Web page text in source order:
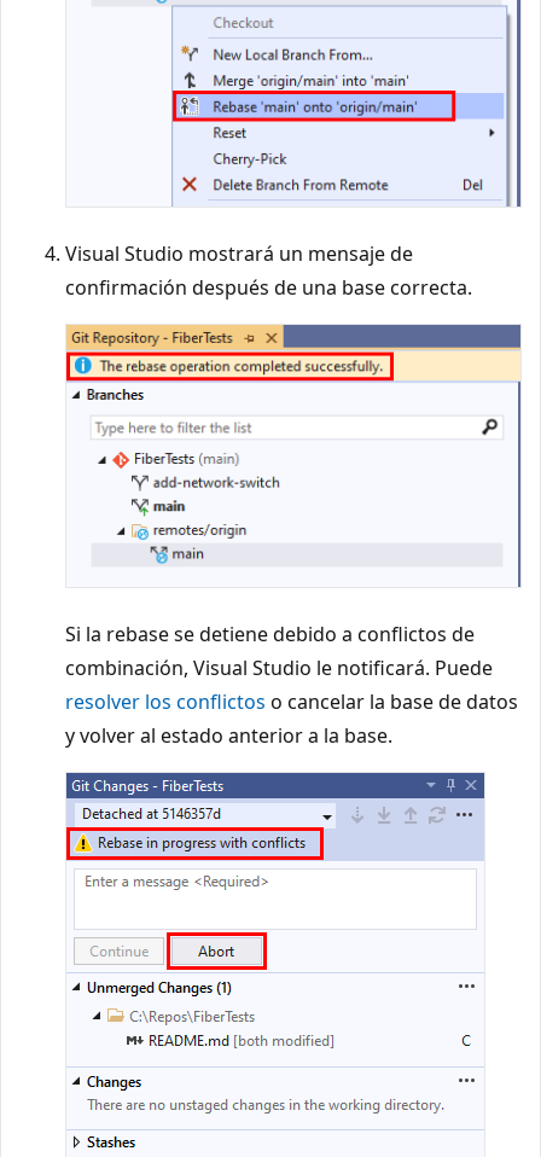
Visual Studio mostrará un mensaje de
confirmación después de una base correcta.
Si la rebase se detiene debido a conflictos de
combinación, Visual Studio le notificará. Puede
resolver los conflictos o cancelar la base de datos
y volver al estado anterior a la base.